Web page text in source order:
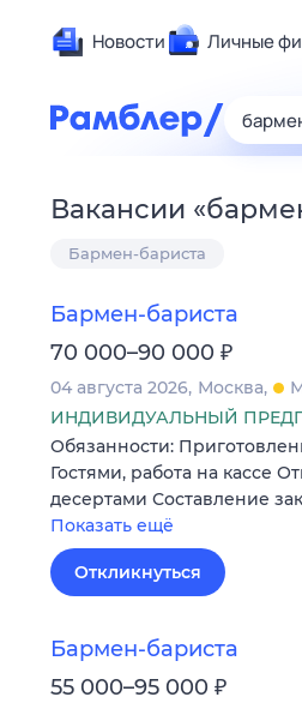
Новости Личные
Вакансии «
Бармен-бариста
Бармен-бариста
70 000–90 000 ₽
04 августа 2026 Москва
ИНДИВИДУАЛЬНЫЙ
Обязанности:
Гостями, работа на кассе
десертами Составление
Показать ещё
Откликнуться
Бармен-бариста
55 000–95 000 ₽